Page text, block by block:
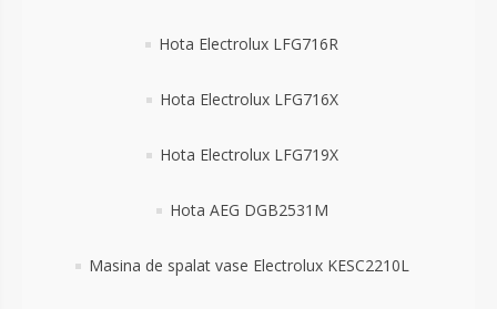
Hota Electrolux LFG716R
Hota Electrolux LFG716X
Hota Electrolux LFG719X
Hota AEG DGB2531M
Masina de spalat vase Electrolux KESC2210L